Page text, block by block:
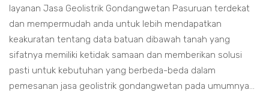
layanan Jasa Geolistrik Gondangwetan Pasuruan terdekat
dan mempermudah anda untuk lebih mendapatkan
keakuratan tentang data batuan dibawah tanah yang
sifatnya memiliki ketidak samaan dan memberikan solusi
pasti untuk kebutuhan yang berbeda-beda dalam
pemesanan jasa geolistrik gondangwetan pada umumnya...